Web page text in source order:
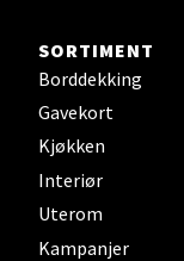
SORTIMENT
Borddekking
Gavekort
Kjøkken
Interiør
Uterom
Kampanjer
Åpent i dag 10-
0 i butikk